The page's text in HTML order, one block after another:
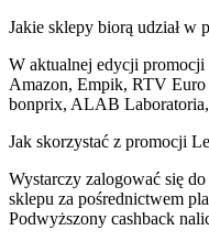
Jakie sklepy biorą udział w
W aktualnej edycji
Amazon, Empik, RTV
bonprix, ALAB
Jak skorzystać z promocji
Wystarczy zalogować się
sklepu za pośrednictwem
Podwyższony cashback